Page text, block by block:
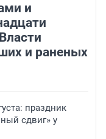
и
и раненых
праздник
сдвиг» у